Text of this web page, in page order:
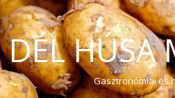
DÉL HÚSA
Gasztronómiai és